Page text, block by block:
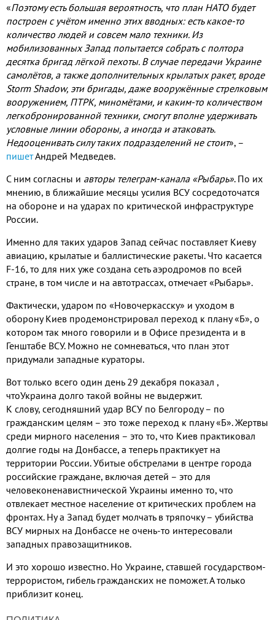
«Поэтому есть большая вероятность, что план НАТО будет
построен с учётом именно этих вводных: есть какое-то
количество людей и совсем мало техники. Из
мобилизованных Запад попытается собрать с полтора
десятка бригад лёгкой пехоты. В случае передачи Украине
самолётов, а также дополнительных крылатых ракет, вроде
Storm Shadow, эти бригады, даже вооружённые стрелковым
вооружением, ПТРК, миномётами, и каким-то количеством
легкобронированной техники, смогут вполне удерживать
условные линии обороны, а иногда и атаковать.
Недооценивать силу таких подразделений не стоит», –
пишетАндрей Медведев.
С ним согласны и авторы телеграм-канала «Рыбарь». По их
мнению, в ближайшие месяцы усилия ВСУ сосредоточатся
на обороне и на ударах по критической инфраструктуре
России.
Именно для таких ударов Запад сейчас поставляет Киеву
авиацию, крылатые и баллистические ракеты. Что касается
F-16, то для них уже создана сеть аэродромов по всей
стране, в том числе и на автотрассах, отмечает «Рыбарь».
Фактически, ударом по «Новочеркасску» и уходом в
оборону Киев продемонстрировал переход к плану «Б», о
котором так много говорили и в Офисе президента и в
Генштабе ВСУ. Можно не сомневаться, что план этот
придумали западные кураторы.
Вот только всего один день 29 декабря показал ,
чтоУкраина долго такой войны не выдержит.
К слову, сегодняшний удар ВСУ по Белгороду – по
гражданским целям – это тоже переход к плану «Б». Жертвы
среди мирного населения – это то, что Киев практиковал
долгие годы на Донбассе, а теперь практикует на
территории России. Убитые обстрелами в центре города
российские граждане, включая детей – это для
человеконенавистнической Украины именно то, что
отвлекает местное население от критических проблем на
фронтах. Ну а Запад будет молчать в тряпочку – убийства
ВСУ мирных на Донбассе не очень-то интересовали
западных правозащитников.
И это хорошо известно. Но Украине, ставшей государством-
террористом, гибель гражданских не поможет. А только
приблизит конец.